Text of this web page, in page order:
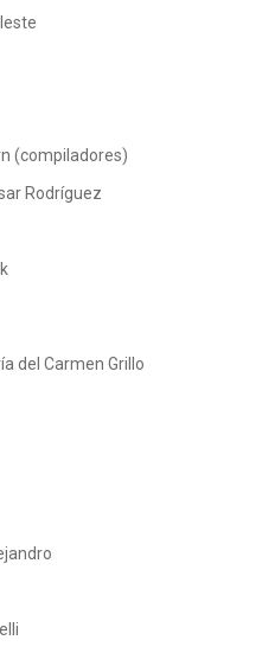
(compiladores)
Rodríguez
del Carmen Grillo